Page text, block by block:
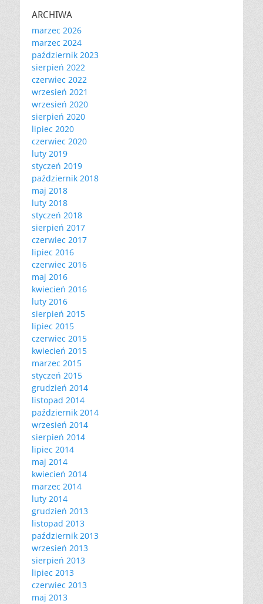
ARCHIWA
marzec 2026
marzec 2024
październik 2023
sierpień 2022
czerwiec 2022
wrzesień 2021
wrzesień 2020
sierpień 2020
lipiec 2020
czerwiec 2020
luty 2019
styczeń 2019
październik 2018
maj 2018
luty 2018
styczeń 2018
sierpień 2017
czerwiec 2017
lipiec 2016
czerwiec 2016
maj 2016
kwiecień 2016
luty 2016
sierpień 2015
lipiec 2015
czerwiec 2015
kwiecień 2015
marzec 2015
styczeń 2015
grudzień 2014
listopad 2014
październik 2014
wrzesień 2014
sierpień 2014
lipiec 2014
maj 2014
kwiecień 2014
marzec 2014
luty 2014
grudzień 2013
listopad 2013
październik 2013
wrzesień 2013
sierpień 2013
lipiec 2013
czerwiec 2013
maj 2013